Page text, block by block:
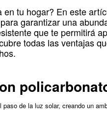
en tu hogar? En este
garantizar una
que te permitirá
todas las ventajas
de la luz solar, creando un